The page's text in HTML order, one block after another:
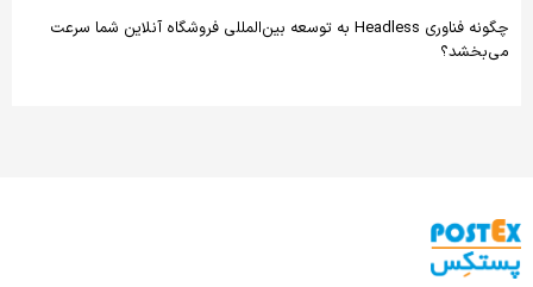
چگونه فناوری Headless به توسعه بین‌المللی فروشگاه آنلاین شما سرعت
می‌بخشد؟